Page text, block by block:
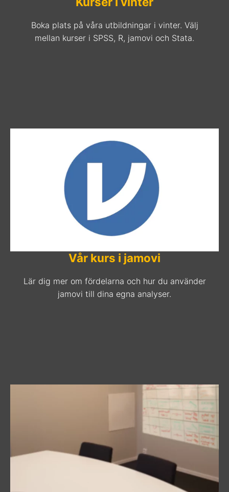
Boka plats på våra utbildningar i vinter. Välj
mellan kurser i SPSS, R, jamovi och Stata.
Vår kurs i jamovi
Lär dig mer om fördelarna och hur du använder
jamovi till dina egna analyser.